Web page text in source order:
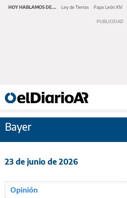
HOY HABLAMOS DE... Ley de Tierras Papa León XIV
Bayer
23 de junio de 2026
Opinión